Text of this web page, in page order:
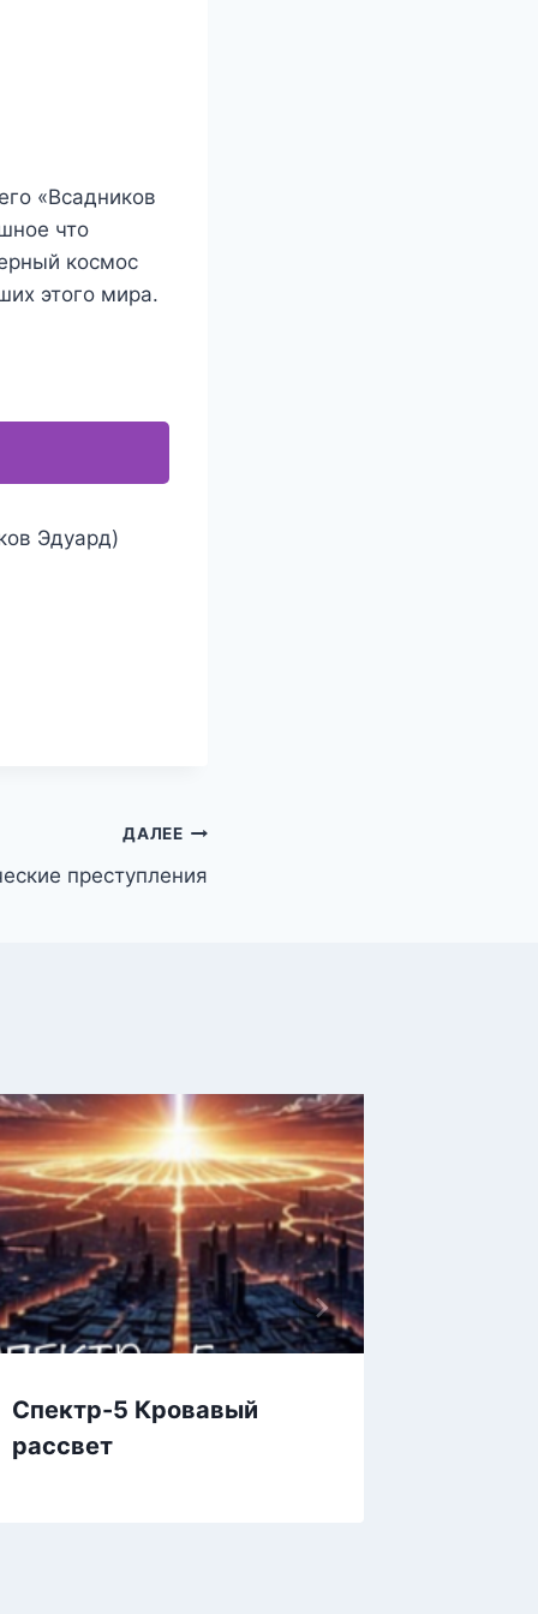
«Всадников
что
космос
этого мира.
Эдуард)
ДАЛЕЕ
преступления
Спектр-5 Кровавый
рассвет